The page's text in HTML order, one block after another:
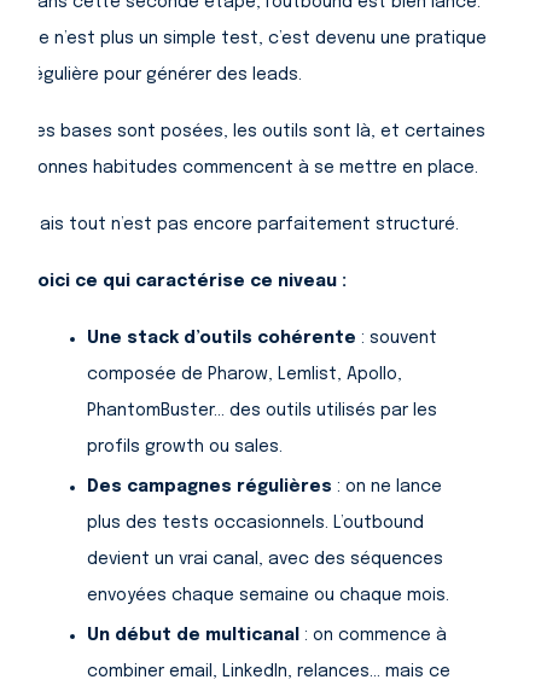
Ce n’est plus un simple test, c’est devenu une pratique
régulière pour générer des leads.
Les bases sont posées, les outils sont là, et certaines
bonnes habitudes commencent à se mettre en place.
Mais tout n’est pas encore parfaitement structuré.
Voici ce qui caractérise ce niveau :
Une stack d’outils cohérente : souvent
composée de Pharow, Lemlist, Apollo,
PhantomBuster… des outils utilisés par les
profils growth ou sales.
Des campagnes régulières : on ne lance
plus des tests occasionnels. L’outbound
devient un vrai canal, avec des séquences
envoyées chaque semaine ou chaque mois.
Un début de multicanal : on commence à
combiner email, LinkedIn, relances… mais ce